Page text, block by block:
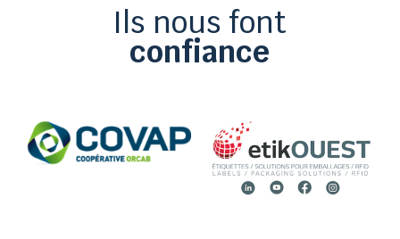
Ils nous font
confiance